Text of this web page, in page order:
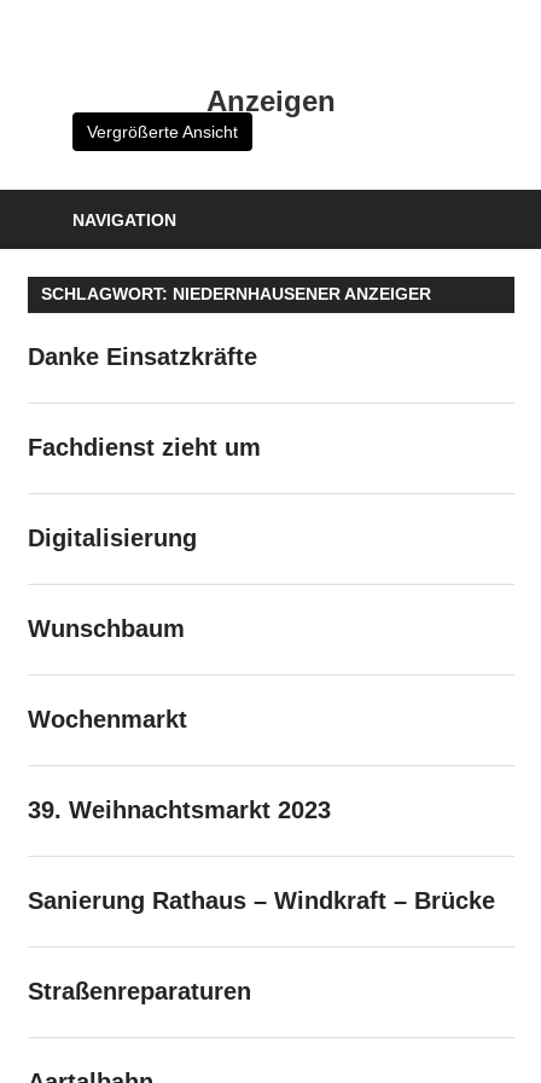
Anzeigen
Vergrößerte Ansicht
NAVIGATION
SCHLAGWORT: NIEDERNHAUSENER ANZEIGER
Danke Einsatzkräfte
Fachdienst zieht um
Digitalisierung
Wunschbaum
Wochenmarkt
39. Weihnachtsmarkt 2023
Sanierung Rathaus – Windkraft – Brücke
Straßenreparaturen